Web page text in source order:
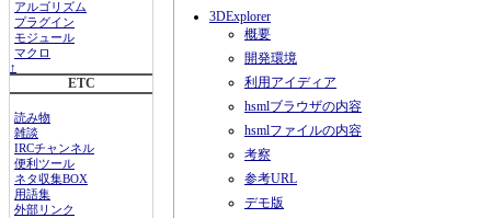
アルゴリズム
プラグイン
モジュール
マクロ
↑
ETC
読み物
雑談
IRCチャンネル
便利ツール
ネタ収集BOX
用語集
外部リンク
3DExplorer
概要
開発環境
利用アイディア
hsmlブラウザの内容
hsmlファイルの内容
考察
参考URL
デモ版